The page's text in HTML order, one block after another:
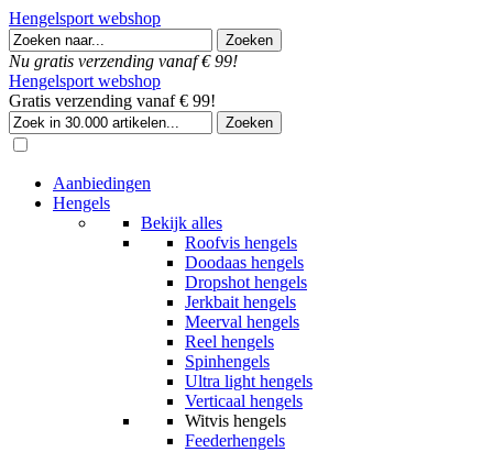
Hengelsport webshop
Nu gratis verzending vanaf € 99!
Hengelsport webshop
Gratis verzending vanaf € 99!
Aanbiedingen
Hengels
Bekijk alles
Roofvis hengels
Doodaas hengels
Dropshot hengels
Jerkbait hengels
Meerval hengels
Reel hengels
Spinhengels
Ultra light hengels
Verticaal hengels
Witvis hengels
Feederhengels